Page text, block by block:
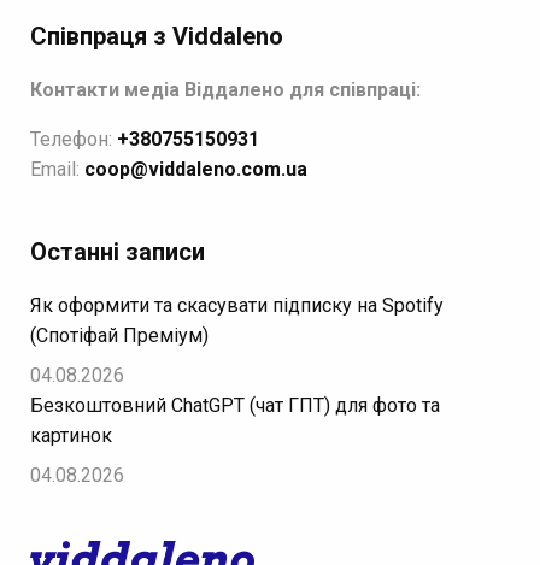
Співпраця з Viddaleno
Контакти медіа Віддалено для співпраці:
Телефон: +380755150931
Email: coop@viddaleno.com.ua
Останні записи
Як оформити та скасувати підписку на Spotify
(Спотіфай Преміум)
04.08.2026
Безкоштовний ChatGPT (чат ГПТ) для фото та
картинок
04.08.2026